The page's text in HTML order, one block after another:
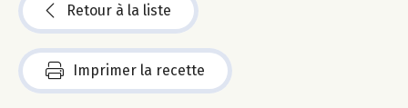
Retour à la liste
Imprimer la recette